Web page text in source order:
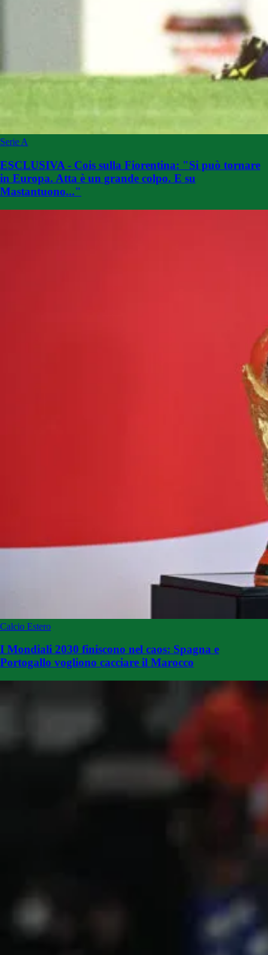
Serie A
ESCLUSIVA - Cois sulla Fiorentina: "Si può tornare
in Europa. Atta è un grande colpo. E su
Mastantuono..."
Calcio Estero
I Mondiali 2030 finiscono nel caos: Spagna e
Portogallo vogliono cacciare il Marocco